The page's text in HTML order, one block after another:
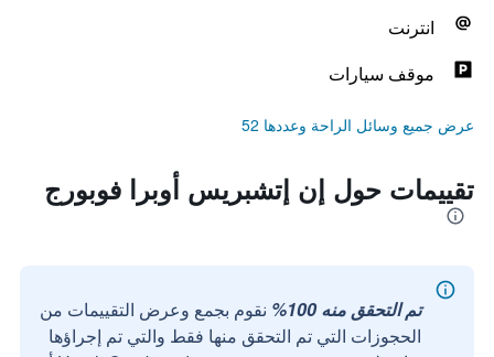
انترنت
موقف سيارات
عرض جميع وسائل الراحة وعددها 52
تقييمات حول إن إتشبريس أوبرا فوبورج
تم التحقق منه 100%
نقوم بجمع وعرض التقييمات من
الحجوزات التي تم التحقق منها فقط والتي تم إجراؤها